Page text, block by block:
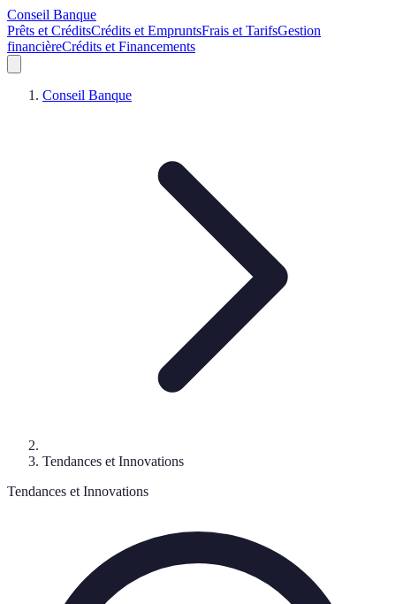
Conseil Banque
Prêts et CréditsCrédits et EmpruntsFrais et TarifsGestion
financièreCrédits et Financements
Conseil Banque
Tendances et Innovations
Tendances et Innovations